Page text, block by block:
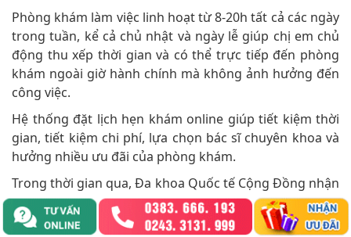
Phòng khám làm việc linh hoạt từ 8-20h tất cả các ngày
trong tuần, kể cả chủ nhật và ngày lễ giúp chị em chủ
động thu xếp thời gian và có thể trực tiếp đến phòng
khám ngoài giờ hành chính mà không ảnh hưởng đến
công việc.
Hệ thống đặt lịch hẹn khám online giúp tiết kiệm thời
gian, tiết kiệm chi phí, lựa chọn bác sĩ chuyên khoa và
hưởng nhiều ưu đãi của phòng khám.
Trong thời gian qua, Đa khoa Quốc tế Cộng Đồng nhận
được rất nhiều phản hồi của chị em sau khi hỗ trợ điều
trị viêm phụ khoa tại đây. Dù là trường hợp bệnh nặng